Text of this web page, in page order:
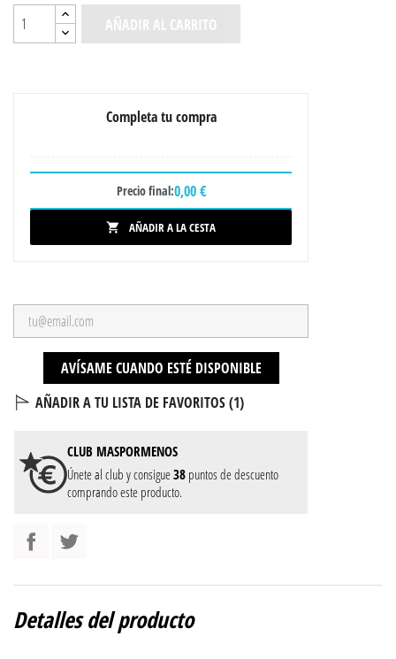
AÑADIR AL CARRITO
Completa tu compra
Precio final:0,00 €
 AÑADIR A LA CESTA
AVÍSAME CUANDO ESTÉ DISPONIBLE
AÑADIR A TU LISTA DE FAVORITOS (1)
CLUB MASPORMENOS
Únete al club y consigue38 puntos de descuento
comprando este producto.
Detalles del producto